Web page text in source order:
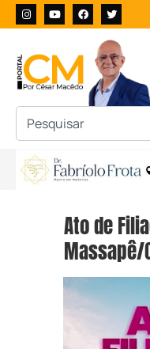
Ato de
Massapê/